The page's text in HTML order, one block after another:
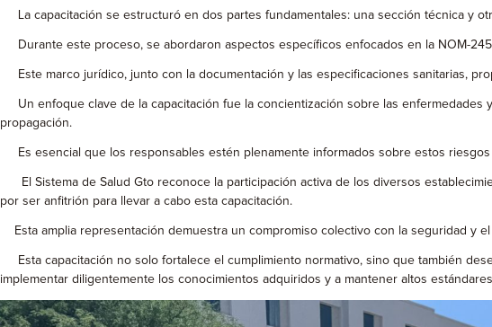
La capacitación se estructuró en dos partes fundamentales: una sección técnica y
Durante este proceso, se abordaron aspectos específicos enfocados en la NOM-
Este marco jurídico, junto con la documentación y las especificaciones sanitarias,
Un enfoque clave de la capacitación fue la concientización sobre las enfermedades
propagación.
Es esencial que los responsables estén plenamente informados sobre estos
El Sistema de Salud Gto reconoce la participación activa de los diversos
por ser anfitrión para llevar a cabo esta capacitación.
Esta amplia representación demuestra un compromiso colectivo con la seguridad y
Esta capacitación no solo fortalece el cumplimiento normativo, sino que también
implementar diligentemente los conocimientos adquiridos y a mantener altos